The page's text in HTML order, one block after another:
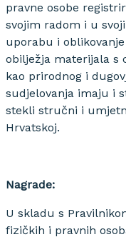
pravne osobe
svojim radom i u
uporabu i
obilježja materijala s
kao prirodnog i
sudjelovanja imaju i
stekli stručni i
Hrvatskoj.
Nagrade:
U skladu s
fizičkih i pravnih